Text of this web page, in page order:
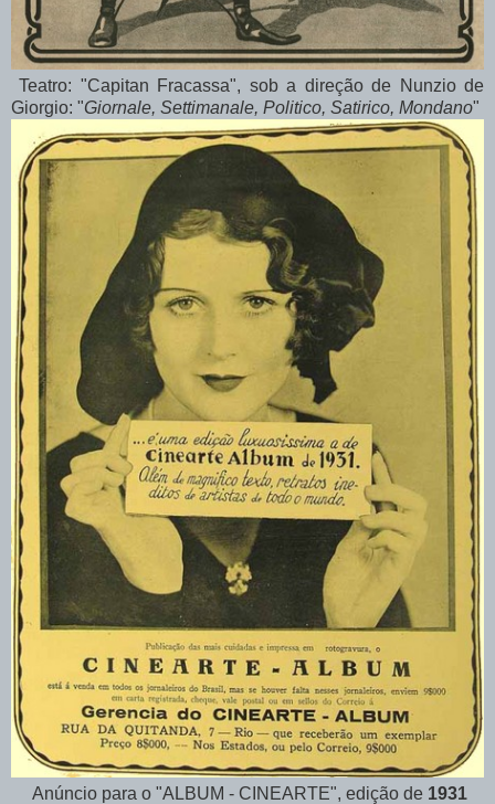
Teatro: "Capitan Fracassa", sob a direção de Nunzio de
Giorgio: "Giornale, Settimanale, Politico, Satirico, Mondano"
Anúncio para o "ALBUM - CINEARTE", edição de 1931